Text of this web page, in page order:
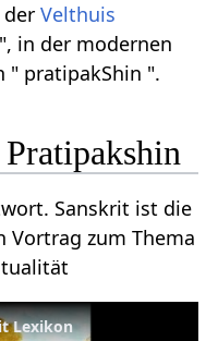
derVelthuis
in der modernen
" pratipakShin ".
Sanskrit ist die
Vortrag zum Thema
Lexikon